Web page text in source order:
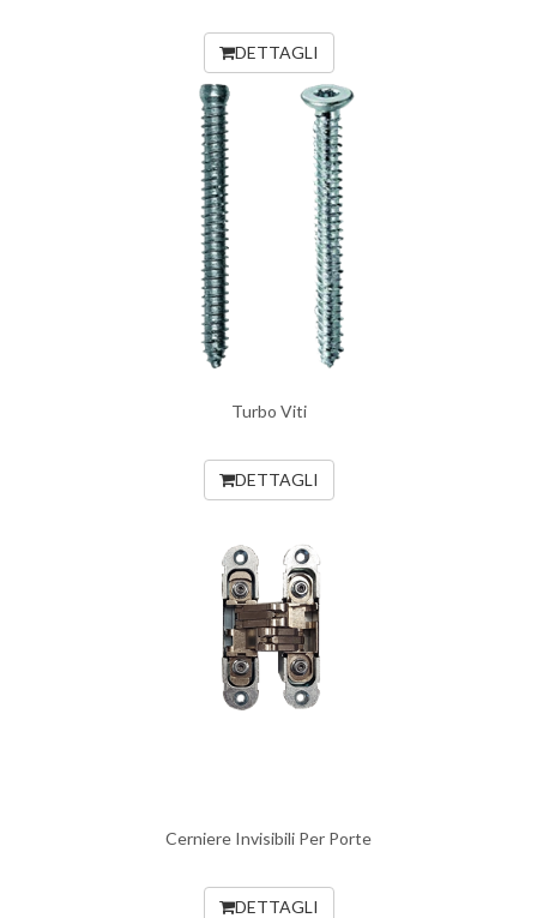
DETTAGLI
Turbo Viti
DETTAGLI
Cerniere Invisibili Per Porte
DETTAGLI